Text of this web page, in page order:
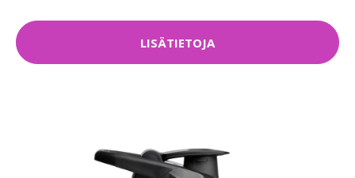
LISÄTIETOJA